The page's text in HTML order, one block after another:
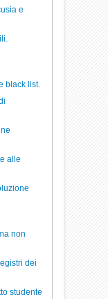
e
black list.
alle
non
dei
studente